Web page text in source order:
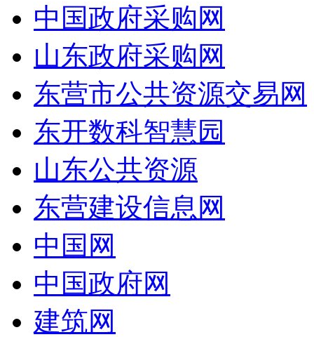
中国政府采购网
山东政府采购网
东营市公共资源交易网
东开数科智慧园
山东公共资源
东营建设信息网
中国网
中国政府网
建筑网